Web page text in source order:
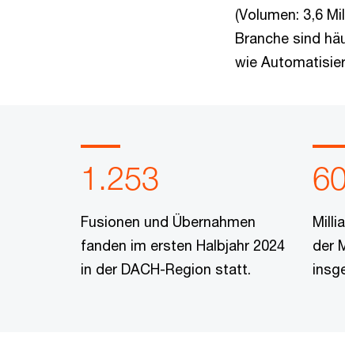
(Volumen: 3,6
Branche sind
wie
1.253
Fusionen und Übernahmen
fanden im ersten Halbjahr 2024
in der DACH-Region statt.
der